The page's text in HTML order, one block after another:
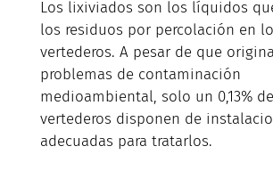
Los lixiviados son los líquidos
los residuos por percolación en
vertederos. A pesar de que
problemas de contaminación
medioambiental, solo un 0,13%
vertederos disponen de
adecuadas para tratarlos.